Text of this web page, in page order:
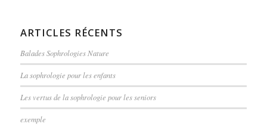
ARTICLES RÉCENTS
Balades Sophrologies Nature
La sophrologie pour les enfants
Les vertus de la sophrologie pour les seniors
exemple